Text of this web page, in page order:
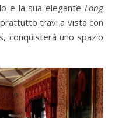
e la sua elegante Long
travi a vista con
conquisterà uno spazio